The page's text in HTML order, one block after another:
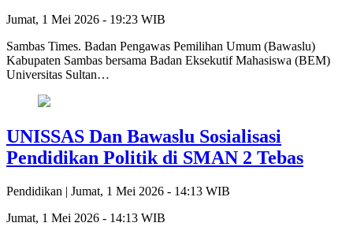
Jumat, 1 Mei 2026 - 19:23 WIB
Sambas Times. Badan Pengawas Pemilihan Umum (Bawaslu)
Kabupaten Sambas bersama Badan Eksekutif Mahasiswa (BEM)
Universitas Sultan…
UNISSAS Dan Bawaslu Sosialisasi
Pendidikan Politik di SMAN 2 Tebas
Pendidikan | Jumat, 1 Mei 2026 - 14:13 WIB
Jumat, 1 Mei 2026 - 14:13 WIB